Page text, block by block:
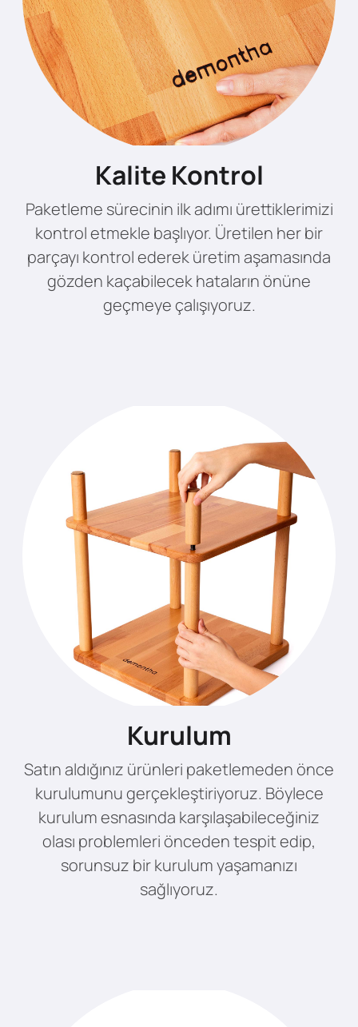
Kalite Kontrol
Paketleme sürecinin ilk adımı ürettiklerimizi
kontrol etmekle başlıyor. Üretilen her bir
parçayı kontrol ederek üretim aşamasında
gözden kaçabilecek hataların önüne
geçmeye çalışıyoruz.
Kurulum
Satın aldığınız ürünleri paketlemeden önce
kurulumunu gerçekleştiriyoruz. Böylece
kurulum esnasında karşılaşabileceğiniz
olası problemleri önceden tespit edip,
sorunsuz bir kurulum yaşamanızı
sağlıyoruz.